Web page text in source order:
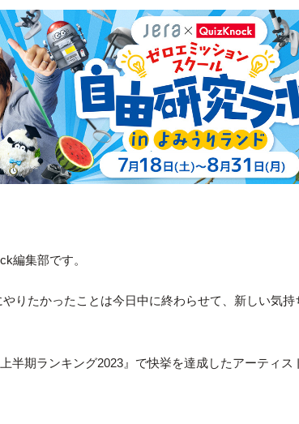
編集部です。
りたかったことは今日中に終わらせて、新しい気持
半期ランキング2023』で快挙を達成したアーティス